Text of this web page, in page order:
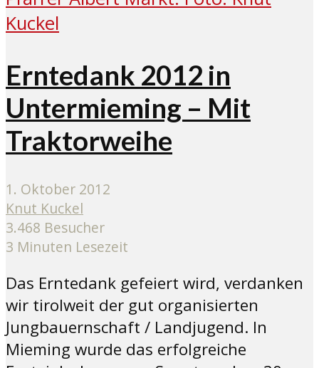
Erntedank 2012 in
Untermieming – Mit
Traktorweihe
1. Oktober 2012
Knut Kuckel
3.468 Besucher
3 Minuten Lesezeit
Das Erntedank gefeiert wird, verdanken
wir tirolweit der gut organisierten
Jungbauernschaft / Landjugend. In
Mieming wurde das erfolgreiche